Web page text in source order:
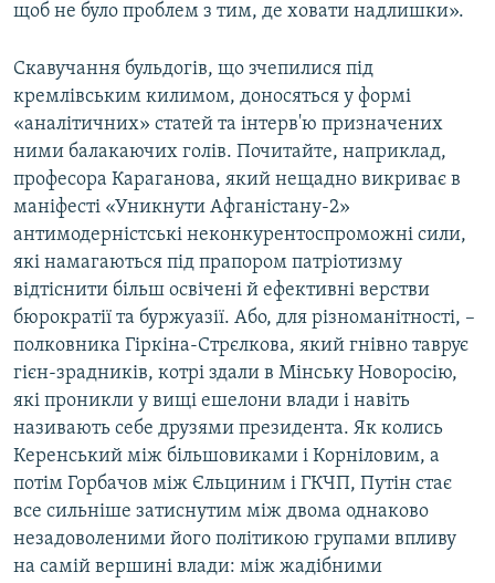
щоб не було проблем з тим, де ховати надлишки».
Скавучання бульдогів, що зчепилися під
кремлівським килимом, доносяться у формі
«аналітичних» статей та інтерв'ю призначених
ними балакаючих голів. Почитайте, наприклад,
професора Караганова, який нещадно викриває в
маніфесті «Уникнути Афганістану-2»
антимодерністські неконкурентоспроможні сили,
які намагаються під прапором патріотизму
відтіснити більш освічені й ефективні верстви
бюрократії та буржуазії. Або, для різноманітності, –
полковника Гіркіна-Стрєлкова, який гнівно таврує
гієн-зрадників, котрі здали в Мінську Новоросію,
які проникли у вищі ешелони влади і навіть
називають себе друзями президента. Як колись
Керенський між більшовиками і Корніловим, а
потім Горбачов між Єльциним і ГКЧП, Путін стає
все сильніше затиснутим між двома однаково
незадоволеними його політикою групами впливу
на самій вершині влади: між жадібними